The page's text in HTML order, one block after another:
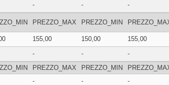
- - -
PREZZO_MAX PREZZO_MIN
155,00 150,00 155,00
- - -
PREZZO_MAX PREZZO_MIN
- - -